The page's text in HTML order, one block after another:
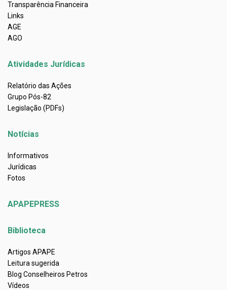
Transparência Financeira
Links
AGE
AGO
Atividades Jurídicas
Relatório das Ações
Grupo Pós-82
Legislação (PDFs)
Notícias
Informativos
Jurídicas
Fotos
APAPEPRESS
Biblioteca
Artigos APAPE
Leitura sugerida
Blog Conselheiros Petros
Vídeos